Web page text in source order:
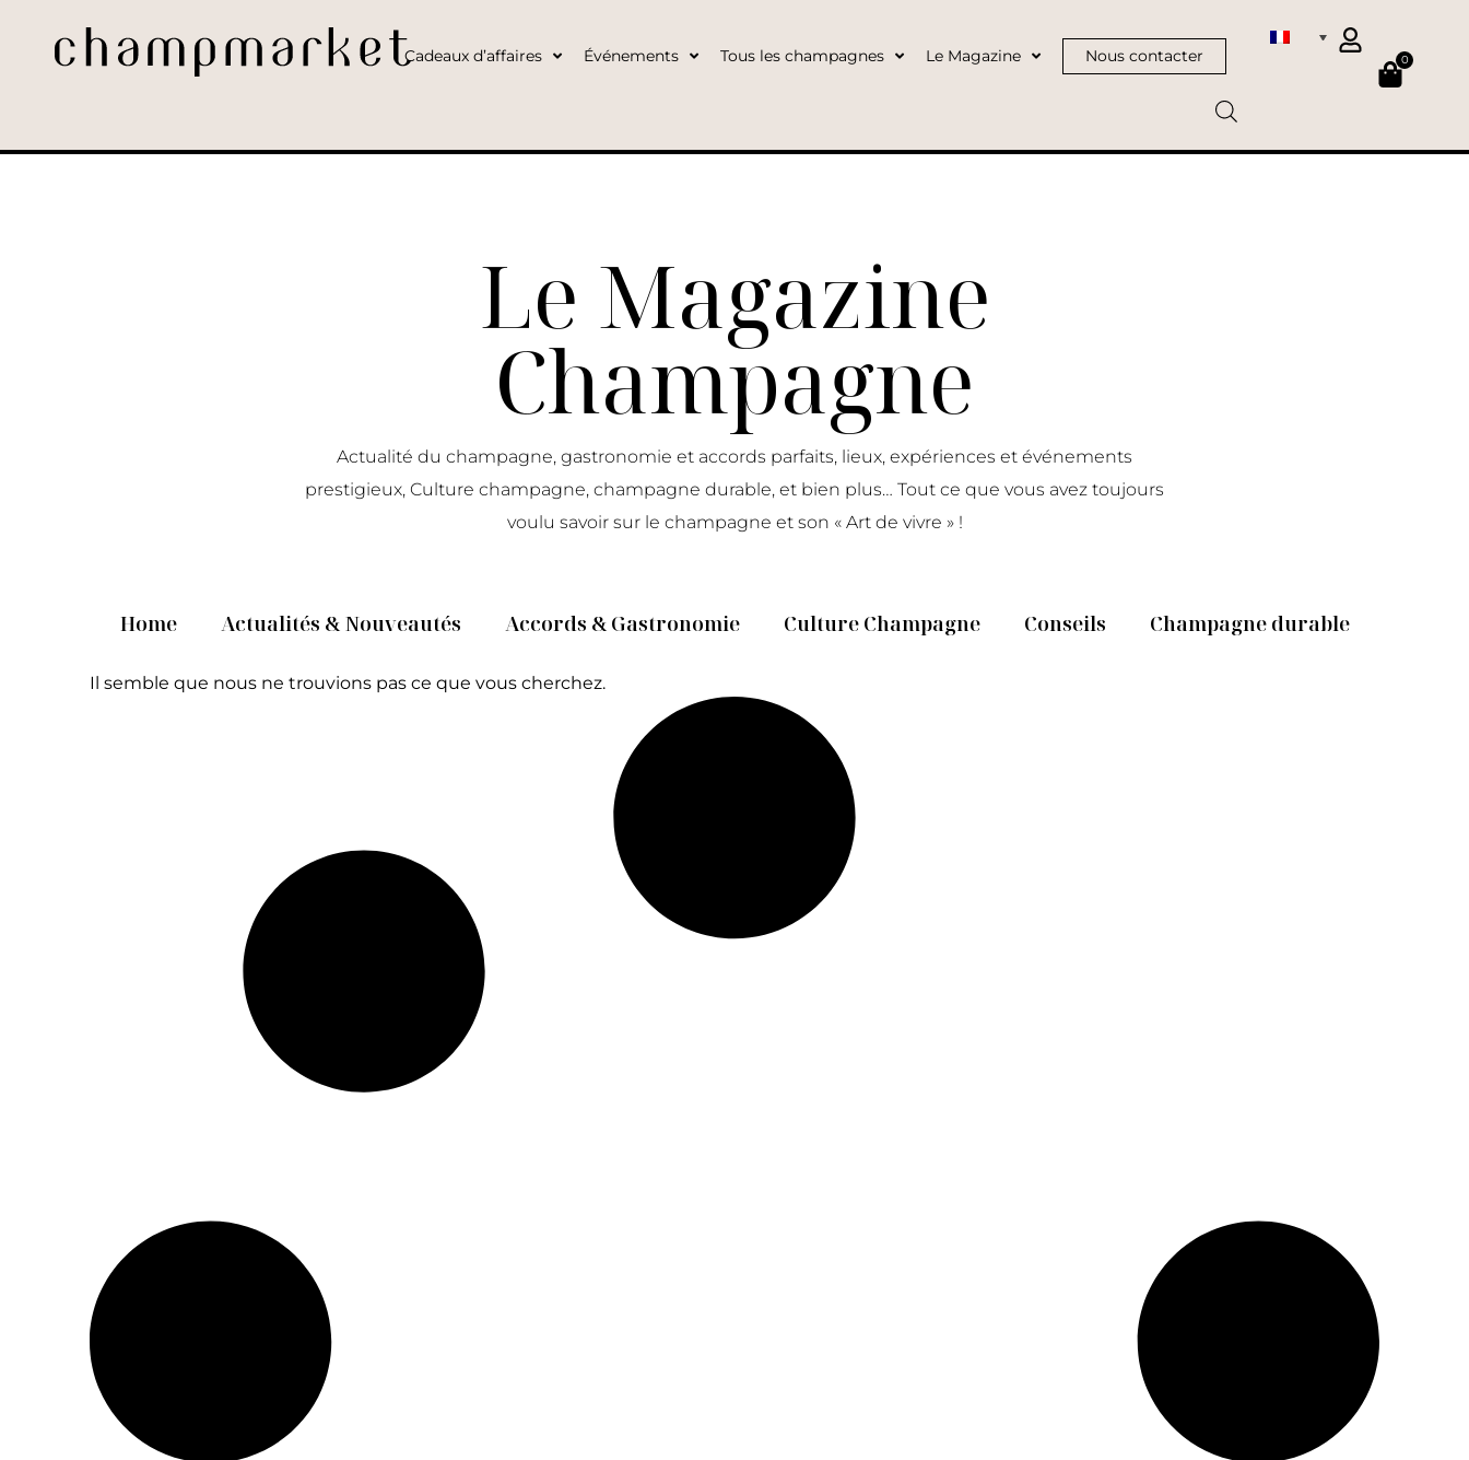
Cadeaux d’affaires Événements Tous les champagnes Le Magazine Nous contacter 0
Le Magazine
Champagne
Actualité du champagne, gastronomie et accords parfaits, lieux, expériences et événements
prestigieux, Culture champagne, champagne durable, et bien plus… Tout ce que vous avez toujours
voulu savoir sur le champagne et son « Art de vivre » !
Home Actualités & Nouveautés Accords & Gastronomie Culture Champagne Conseils Champagne durable
Il semble que nous ne trouvions pas ce que vous cherchez.